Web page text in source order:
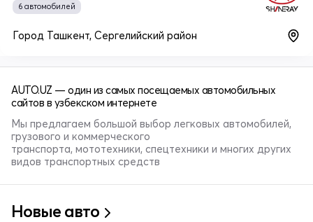
6 автомобилей
Город Ташкент, Сергелийский район
AUTO.UZ — один из самых посещаемых автомобильных
сайтов в узбекском интернете
Мы предлагаем большой выбор легковых автомобилей,
грузового и коммерческого
транспорта, мототехники, спецтехники и многих других
видов транспортных средств
Новые авто